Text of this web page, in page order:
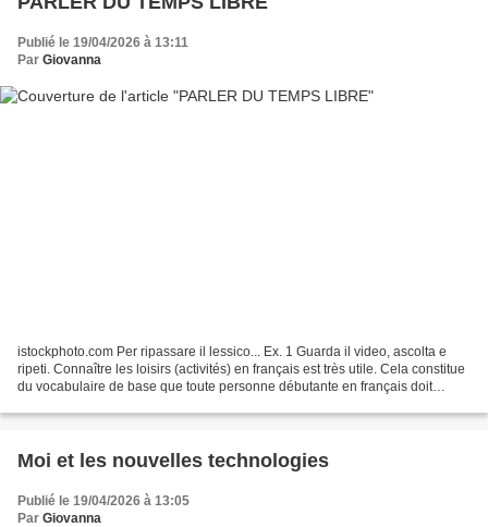
Publié le 19/04/2026 à 13:11
Par Giovanna
istockphoto.com Per ripassare il lessico... Ex. 1 Guarda il video, ascolta e
ripeti. Connaître les loisirs (activités) en français est très utile. Cela constitue
du vocabulaire de base que toute personne débutante en français doit
Moi et les nouvelles technologies
Publié le 19/04/2026 à 13:05
Par Giovanna